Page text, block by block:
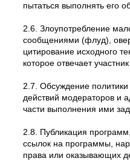
пытаться выполнять его
2.6. Злоупотребление
сообщениями (флуд),
цитирование исходного
которое отвечает
2.7. Обсуждение
действий модеpатоpов и
части выполнения ими
2.8. Публикация
ссылок на программы,
права или оказывающих